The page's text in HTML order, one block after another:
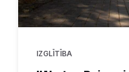
IZGLĪTĪBA